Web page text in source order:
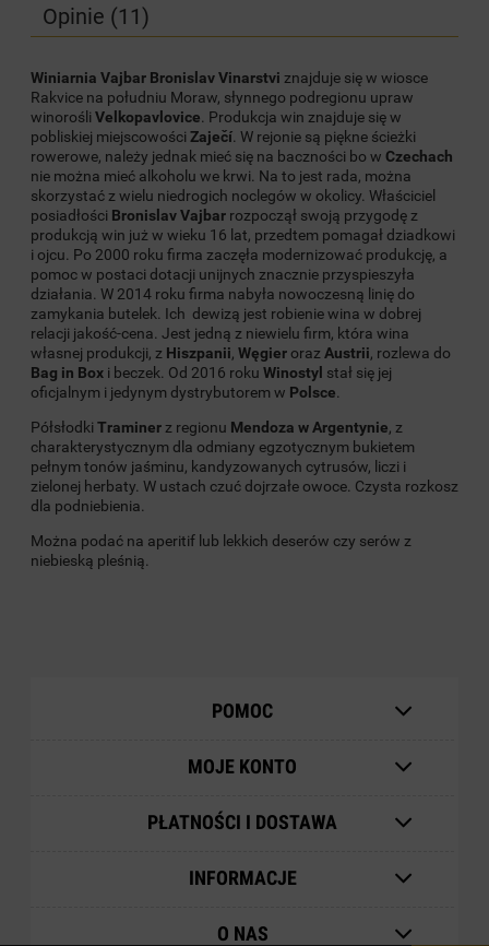
Opinie (11)
Winiarnia Vajbar Bronislav Vinarstvi znajduje się w wiosce
Rakvice na południu Moraw, słynnego podregionu upraw
winorośli Velkopavlovice . Produkcja win znajduje się w
pobliskiej miejscowości Zaječí . W rejonie są piękne ścieżki
rowerowe, należy jednak mieć się na baczności bo w Czechach
nie można mieć alkoholu we krwi. Na to jest rada, można
skorzystać z wielu niedrogich noclegów w okolicy. Właściciel
posiadłości Bronislav Vajbar rozpoczął swoją przygodę z
produkcją win już w wieku 16 lat, przedtem pomagał dziadkowi
i ojcu. Po 2000 roku firma zaczęła modernizować produkcję, a
pomoc w postaci dotacji unijnych znacznie przyspieszyła
działania. W 2014 roku firma nabyła nowoczesną linię do
zamykania butelek. Ich dewizą jest robienie wina w dobrej
relacji jakość-cena. Jest jedną z niewielu firm, która wina
własnej produkcji, z Hiszpanii, Węgier oraz Austrii, rozlewa do
Bag in Box i beczek. Od 2016 roku Winostyl stał się jej
oficjalnym i jedynym dystrybutorem w Polsce
Półsłodki Traminer z regionu Mendoza w Argentynie, z
charakterystycznym dla odmiany egzotycznym bukietem
pełnym tonów jaśminu, kandyzowanych cytrusów, liczi i
zielonej herbaty. W ustach czuć dojrzałe owoce. Czysta rozkosz
dla podniebienia.
Można podać na aperitif lub lekkich deserów czy serów z
niebieską pleśnią.
POMOC
MOJE KONTO
PŁATNOŚCI I DOSTAWA
INFORMACJE
O NAS